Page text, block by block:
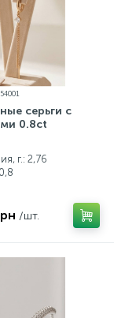
серьги с
0.8ct
г.: 2,76
0,8
/шт.